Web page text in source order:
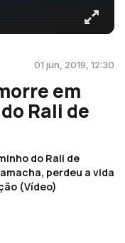
01 jun, 2019, 12:30
em
Rali de
do Rali de
perdeu a vida
(Vídeo)